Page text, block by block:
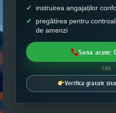
instruirea angajaților
pregătirea pentru
de amenzi
Suna acum:
SAU
Verifica gratuit